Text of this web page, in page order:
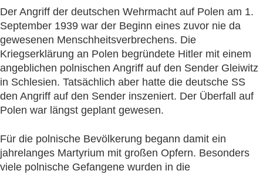
Der Angriff der deutschen Wehrmacht auf Polen am 1.
September 1939 war der Beginn eines zuvor nie da
gewesenen Menschheitsverbrechens. Die
Kriegserklärung an Polen begründete Hitler mit einem
angeblichen polnischen Angriff auf den Sender Gleiwitz
in Schlesien. Tatsächlich aber hatte die deutsche SS
den Angriff auf den Sender inszeniert. Der Überfall auf
Polen war längst geplant gewesen.
Für die polnische Bevölkerung begann damit ein
jahrelanges Martyrium mit großen Opfern. Besonders
viele polnische Gefangene wurden in die